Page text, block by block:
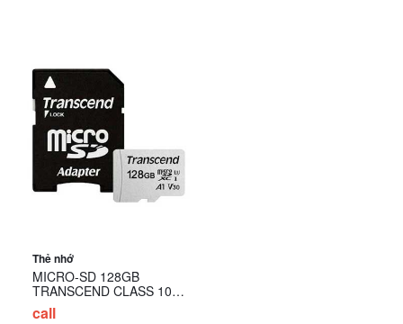
Thẻ nhớ
MICRO-SD 128GB
TRANSCEND CLASS 10
(kèm adapter )
call